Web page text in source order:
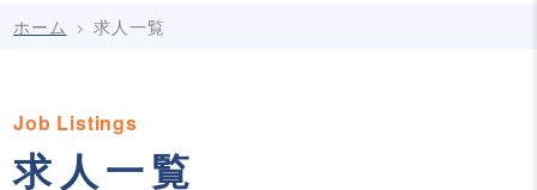
ホーム 求人一覧
Job Listings
求人一覧